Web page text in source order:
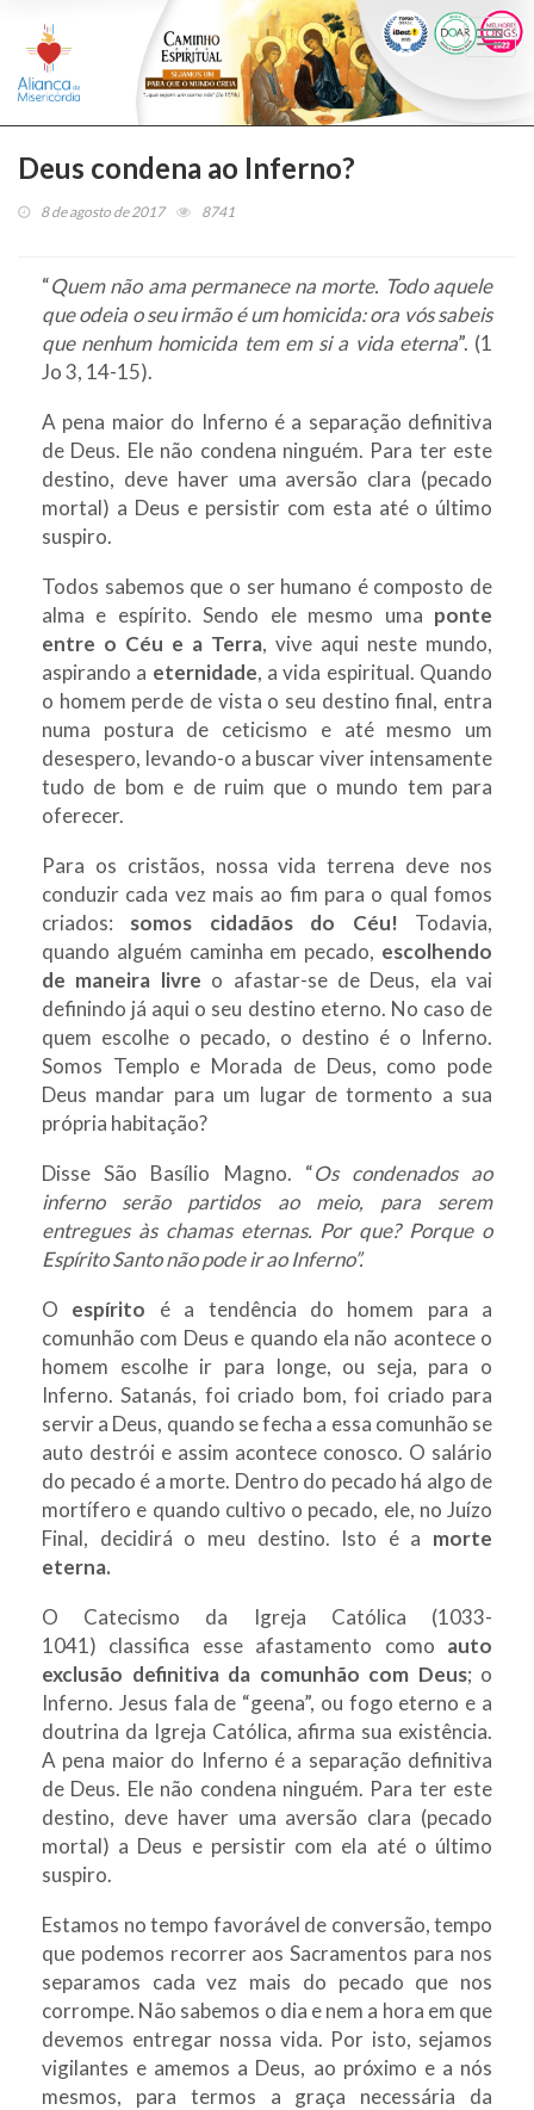
Deus condena ao Inferno?
8 de agosto de 2017 8741
“Quem não ama permanece na morte. Todo aquele
que odeia o seu irmão é um homicida: ora vós sabeis
que nenhum homicida tem em si a vida eterna”. (1
Jo 3, 14-15).
A pena maior do Inferno é a separação definitiva
de Deus. Ele não condena ninguém. Para ter este
destino, deve haver uma aversão clara (pecado
mortal) a Deus e persistir com esta até o último
suspiro.
Todos sabemos que o ser humano é composto de
alma e espírito. Sendo ele mesmo uma ponte
entre o Céu e a Terra, vive aqui neste mundo,
aspirando a eternidade, a vida espiritual. Quando
o homem perde de vista o seu destino final, entra
numa postura de ceticismo e até mesmo um
desespero, levando-o a buscar viver intensamente
tudo de bom e de ruim que o mundo tem para
oferecer.
Para os cristãos, nossa vida terrena deve nos
conduzir cada vez mais ao fim para o qual fomos
criados: somos cidadãos do Céu! Todavia,
quando alguém caminha em pecado, escolhendo
de maneira livre o afastar-se de Deus, ela vai
definindo já aqui o seu destino eterno. No caso de
quem escolhe o pecado, o destino é o Inferno.
Somos Templo e Morada de Deus, como pode
Deus mandar para um lugar de tormento a sua
própria habitação?
Disse São Basílio Magno. “Os condenados ao
inferno serão partidos ao meio, para serem
entregues às chamas eternas. Por que? Porque o
Espírito Santo não pode ir ao Inferno”.
O espírito é a tendência do homem para a
comunhão com Deus e quando ela não acontece o
homem escolhe ir para longe, ou seja, para o
Inferno. Satanás, foi criado bom, foi criado para
servir a Deus, quando se fecha a essa comunhão se
auto destrói e assim acontece conosco. O salário
do pecado é a morte. Dentro do pecado há algo de
mortífero e quando cultivo o pecado, ele, no Juízo
Final, decidirá o meu destino. Isto é a morte
eterna.
O Catecismo da Igreja Católica (1033-
1041) classifica esse afastamento como auto
exclusão definitiva da comunhão com Deus; o
Inferno. Jesus fala de “geena”, ou fogo eterno e a
doutrina da Igreja Católica, afirma sua existência.
A pena maior do Inferno é a separação definitiva
de Deus. Ele não condena ninguém. Para ter este
destino, deve haver uma aversão clara (pecado
mortal) a Deus e persistir com ela até o último
suspiro.
Estamos no tempo favorável de conversão, tempo
que podemos recorrer aos Sacramentos para nos
separamos cada vez mais do pecado que nos
corrompe. Não sabemos o dia e nem a hora em que
devemos entregar nossa vida. Por isto, sejamos
vigilantes e amemos a Deus, ao próximo e a nós
mesmos, para termos a graça necessária da